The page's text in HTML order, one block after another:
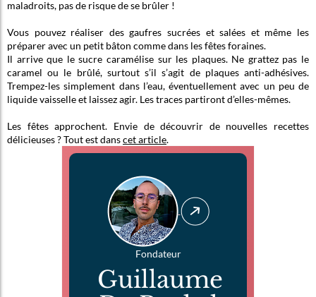
maladroits, pas de risque de se brûler !
Vous pouvez réaliser des gaufres sucrées et salées et même les
préparer avec un petit bâton comme dans les fêtes foraines.
Il arrive que le sucre caramélise sur les plaques. Ne grattez pas le
caramel ou le brûlé, surtout s’il s’agit de plaques anti-adhésives.
Trempez-les simplement dans l’eau, éventuellement avec un peu de
liquide vaisselle et laissez agir. Les traces partiront d’elles-mêmes.
Les fêtes approchent. Envie de découvrir de nouvelles recettes
délicieuses ? Tout est danscet article.
Fondateur
Guillaume